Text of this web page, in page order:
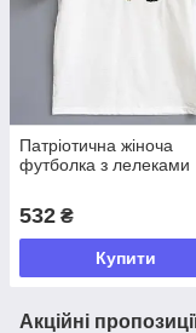
Патріотична жіноча
футболка з лелеками
532 ₴
Купити
Акційні